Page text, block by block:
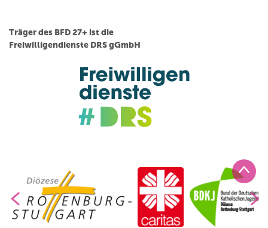
Träger des BFD 27+ ist die
Freiwilligendienste DRS gGmbH